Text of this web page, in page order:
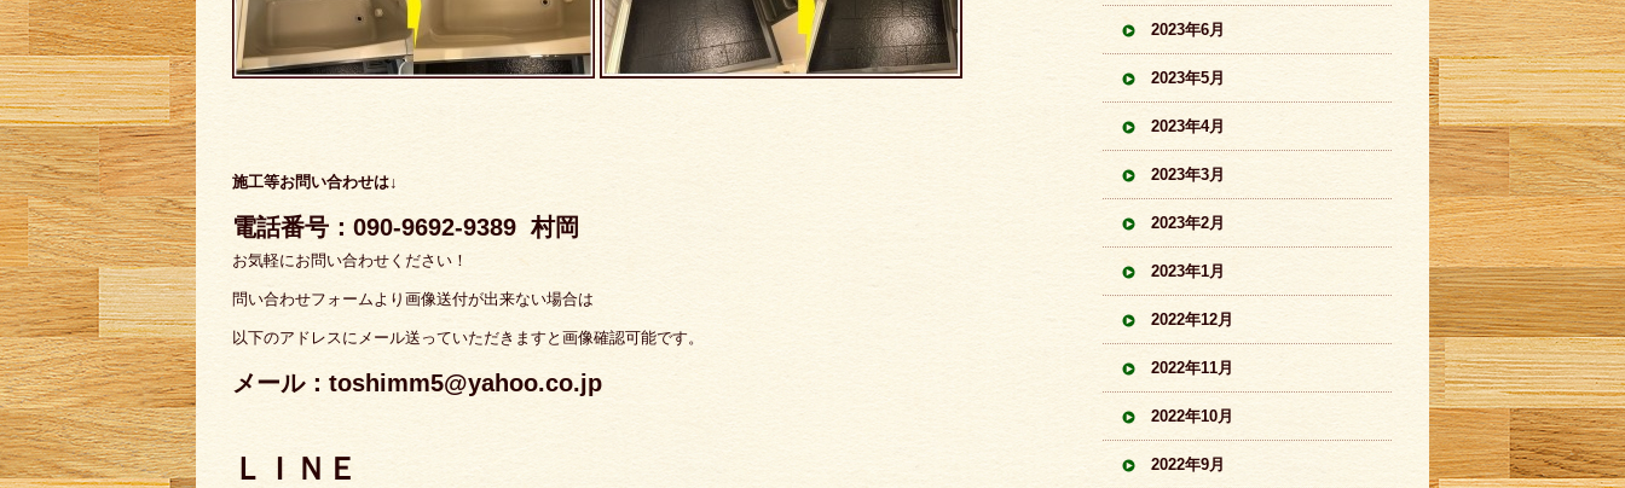
施工等お問い合わせは↓
電話番号：090-9692-9389 村岡
お気軽にお問い合わせください！
問い合わせフォームより画像送付が出来ない場合は
以下のアドレスにメール送っていただきますと画像確認可能です。
メール：toshimm5@yahoo.co.jp
ＬＩＮＥ
2023年6月
2023年5月
2023年4月
2023年3月
2023年2月
2023年1月
2022年12月
2022年11月
2022年10月
2022年9月